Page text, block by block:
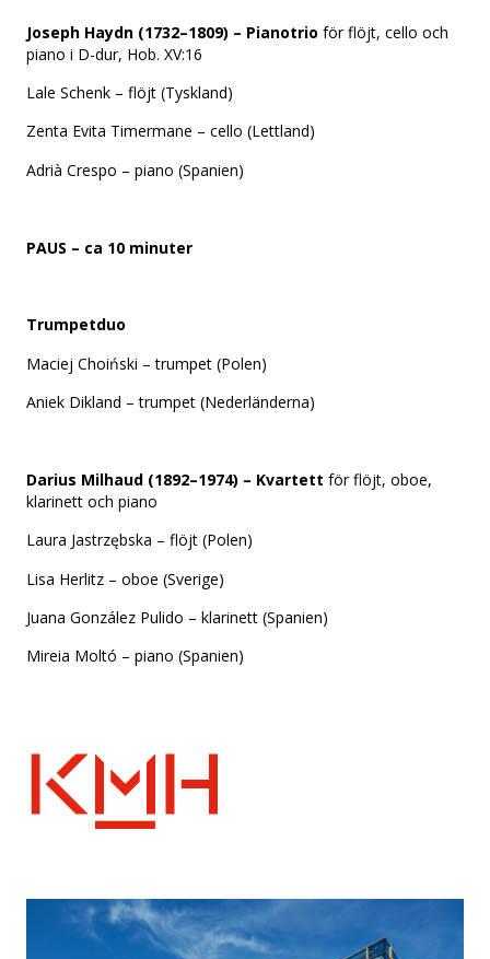
Joseph Haydn (1732–1809) – Pianotrio för flöjt, cello och
piano i D-dur, Hob. XV:16
Lale Schenk – flöjt (Tyskland)
Zenta Evita Timermane – cello (Lettland)
Adrià Crespo – piano (Spanien)
PAUS – ca 10 minuter
Trumpetduo
Maciej Choiński – trumpet (Polen)
Aniek Dikland – trumpet (Nederländerna)
Darius Milhaud (1892–1974) – Kvartett för flöjt, oboe,
klarinett och piano
Laura Jastrzębska – flöjt (Polen)
Lisa Herlitz – oboe (Sverige)
Juana González Pulido – klarinett (Spanien)
Mireia Moltó – piano (Spanien)